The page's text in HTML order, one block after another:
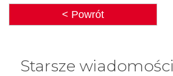
< Powrót
Starsze wiadomości